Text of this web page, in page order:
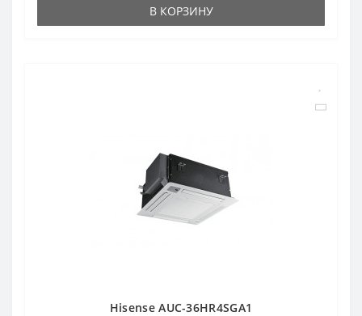
В КОРЗИНУ
Hisense AUC-36HR4SGA1